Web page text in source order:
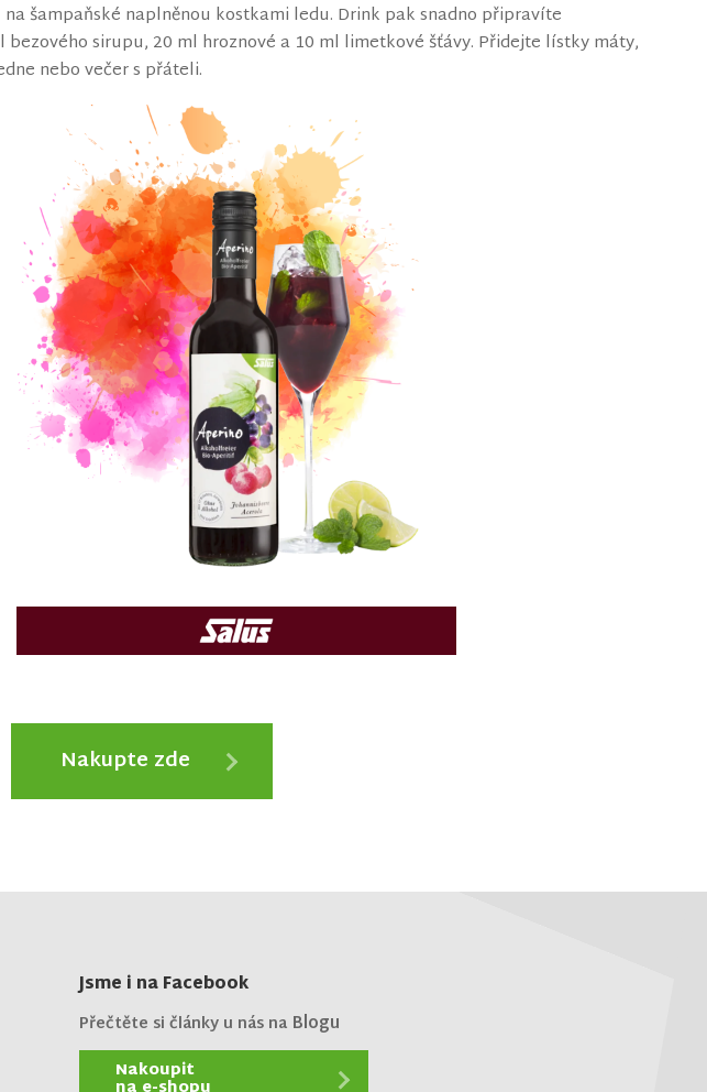
šampaňské naplněnou kostkami ledu. Drink pak snadno připravíte
bezového sirupu, 20 ml hroznové a 10 ml limetkové šťávy. Přidejte lístky máty,
nebo večer s přáteli.
Nakupte zde
Jsme i na Facebook
Přečtěte si články u nás na Blogu
Nakoupit